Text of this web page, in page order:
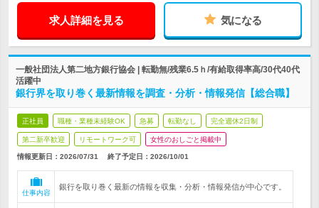
求人詳細を見る 気になる
一般社団法人第二地方銀行協会 | 転勤無/残業6.5ｈ/有給取得率高/30代40代
活躍中
銀行界を取り巻く最新情報を調査・分析・情報発信【総合職】
正社員 職種・業種未経験OK 急募 転勤なし 完全週休2日制
第二新卒歓迎 リモートワーク可 女性のおしごと掲載中
情報更新日：2026/07/31 終了予定日： 2026/10/01
仕事内容
銀行を取り巻く最新の情報を収集・分析・情報発信が中心です。